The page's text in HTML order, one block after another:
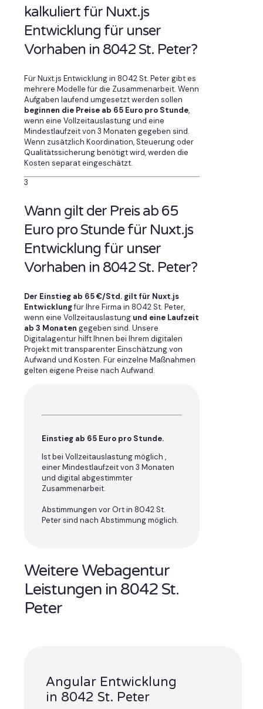
kalkuliert für Nuxt.js
Entwicklung für unser
Vorhaben in 8042 St. Peter?
Für Nuxt.js Entwicklung in 8042 St. Peter gibt es
mehrere Modelle für die Zusammenarbeit. Wenn
Aufgaben laufend umgesetzt werden sollen
beginnen die Preise ab 65 Euro pro Stunde,
wenn eine Vollzeitauslastung und eine
Mindestlaufzeit von 3 Monaten gegeben sind.
Wenn zusätzlich Koordination, Steuerung oder
Qualitätssicherung benötigt wird, werden die
Kosten separat eingeschätzt.
3
Wann gilt der Preis ab 65
Euro pro Stunde für Nuxt.js
Entwicklung für unser
Vorhaben in 8042 St. Peter?
Der Einstieg ab 65 €/Std. gilt für Nuxt.js
Entwicklungfür Ihre Firma in 8042 St. Peter,
wenn eine Vollzeitauslastung und eine Laufzeit
ab 3 Monaten gegeben sind. Unsere
Digitalagentur hilft Ihnen bei Ihrem digitalen
Projekt mit transparenter Einschätzung von
Aufwand und Kosten. Für einzelne Maßnahmen
gelten eigene Preise nach Aufwand.
Einstieg ab 65 Euro pro Stunde.
Ist bei Vollzeitauslastung möglich ,
einer Mindestlaufzeit von 3 Monaten
und digital abgestimmter
Zusammenarbeit.
Abstimmungen vor Ort in 8042 St.
Peter sind nach Abstimmung möglich.
Weitere Webagentur
Leistungen in 8042 St.
Peter
Angular Entwicklung
in 8042 St. Peter